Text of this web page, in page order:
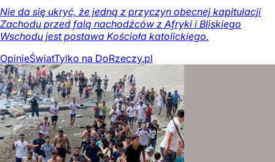
Nie da się ukryć, że jedną z przyczyn obecnej kapitulacji
Zachodu przed falą nachodźców z Afryki i Bliskiego
Wschodu jest postawa Kościoła katolickiego.
OpinieŚwiatTylko na DoRzeczy.pl